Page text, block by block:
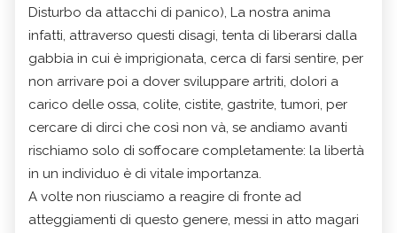
Disturbo da attacchi di panico), La nostra anima
infatti, attraverso questi disagi, tenta di liberarsi dalla
gabbia in cui è imprigionata, cerca di farsi sentire, per
non arrivare poi a dover sviluppare artriti, dolori a
carico delle ossa, colite, cistite, gastrite, tumori, per
cercare di dirci che così non và, se andiamo avanti
rischiamo solo di soffocare completamente: la libertà
in un individuo è di vitale importanza.
A volte non riusciamo a reagire di fronte ad
atteggiamenti di questo genere, messi in atto magari